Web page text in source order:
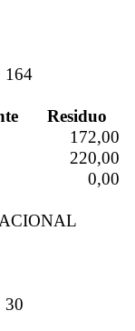
164
Residuo
172,00
220,00
0,00
30